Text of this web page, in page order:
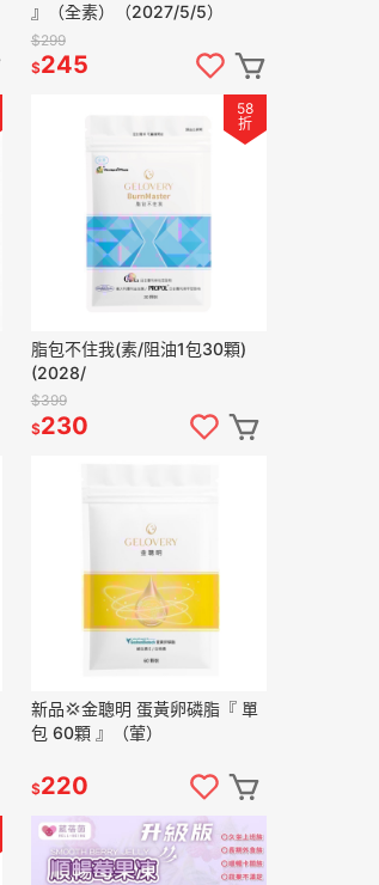
』（全素）（2027/5/5）
$299
$245
58
折
脂包不住我(素/阻油1包30顆)
(2028/
$399
$230
新品💢金聰明 蛋黃卵磷脂『 單
包 60顆 』（葷）
$220